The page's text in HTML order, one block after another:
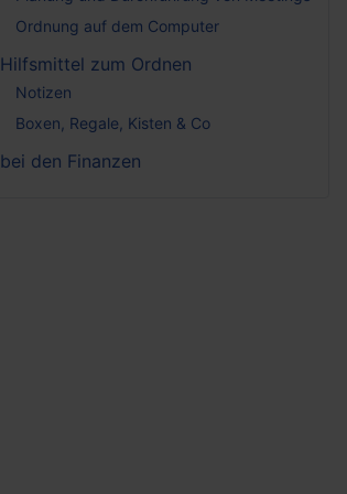
Ordnung auf dem Computer
Hilfsmittel zum Ordnen
Notizen
Boxen, Regale, Kisten & Co
bei den Finanzen